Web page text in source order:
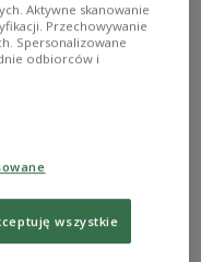
z najbardziej
dwujęzyczności
również w
Aktywne skanowanie
Przechowywanie
Spersonalizowane
odbiorców i
wszystkie